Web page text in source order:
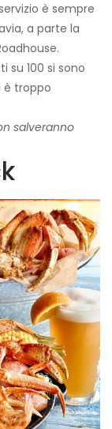
è sempre
a parte la
su 100 si sono
è troppo
salveranno